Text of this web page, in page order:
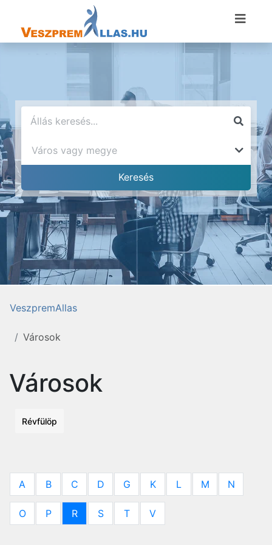
VeszpremAllas
Városok
Városok
Révfülöp
A B C D G K L M N
O P R S T V